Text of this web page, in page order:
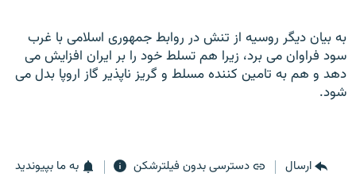
به بيان ديگر روسيه از تنش در روابط جمهوری اسلامی با غرب
سود فراوان می برد، زيرا هم تسلط خود را بر ايران افزايش می
دهد و هم به تامين کننده مسلط و گريز ناپذير گاز اروپا بدل می
شود.
ارسال دسترسی بدون فیلترشکن به ما بپیوندید